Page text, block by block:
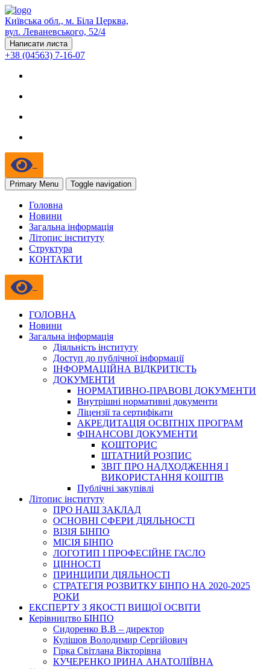
Київська обл., м. Біла Церква,
вул. Леваневського, 52/4
Написати листа
+38 (04563) 7-16-07
Primary Menu Toggle navigation
Головна
Новини
Загальна інформація
Літопис інституту
Структура
КОНТАКТИ
ГОЛОВНА
Новини
Загальна інформація
Діяльність інституту
Доступ до публічної інформації
ІНФОРМАЦІЙНА ВІДКРИТІСТЬ
ДОКУМЕНТИ
НОРМАТИВНО-ПРАВОВІ ДОКУМЕНТИ
Внутрішні нормативні документи
Ліцензії та сертифікати
АКРЕДИТАЦІЯ ОСВІТНІХ ПРОГРАМ
ФІНАНСОВІ ДОКУМЕНТИ
КОШТОРИС
ШТАТНИЙ РОЗПИС
ЗВІТ ПРО НАДХОДЖЕННЯ І
ВИКОРИСТАННЯ КОШТІВ
Публічні закупівлі
Літопис інституту
ПРО НАШ ЗАКЛАД
ОСНОВНІ СФЕРИ ДІЯЛЬНОСТІ
ВІЗІЯ БІНПО
МІСІЯ БІНПО
ЛОГОТИП І ПРОФЕСІЙНЕ ГАСЛО
ЦІННОСТІ
ПРИНЦИПИ ДІЯЛЬНОСТІ
СТРАТЕГІЯ РОЗВИТКУ БІНПО НА 2020-2025
РОКИ
ЕКСПЕРТУ З ЯКОСТІ ВИЩОЇ ОСВІТИ
Керівництво БІНПО
Сидоренко В.В – директор
Кулішов Володимир Сергійович
Гірка Світлана Вікторівна
КУЧЕРЕНКО ІРИНА АНАТОЛІЇВНА